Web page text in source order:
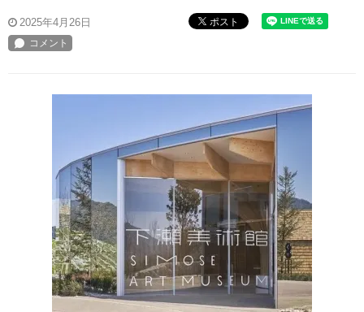
2025年4月26日 ポスト